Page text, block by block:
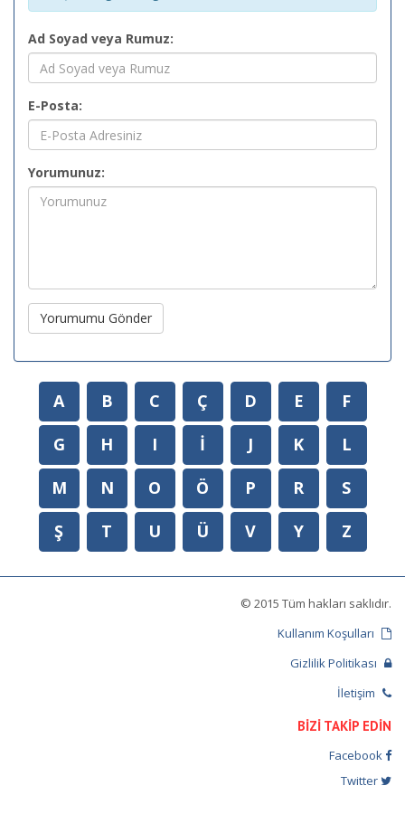
Ad Soyad veya Rumuz:
E-Posta:
Yorumunuz:
Yorumumu Gönder
A B C Ç D E
F
G
H I İ J K
L
M
N O Ö P R
S
Ş
T U Ü V Y Z
© 2015 Tüm hakları saklıdır.
Kullanım Koşulları
Gizlilik Politikası
İletişim
BİZİ TAKİP EDİN
Facebook
Twitter